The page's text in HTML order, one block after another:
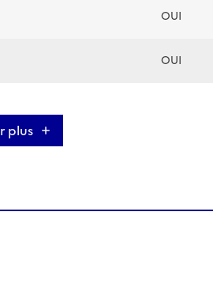
OUI
OUI
plus